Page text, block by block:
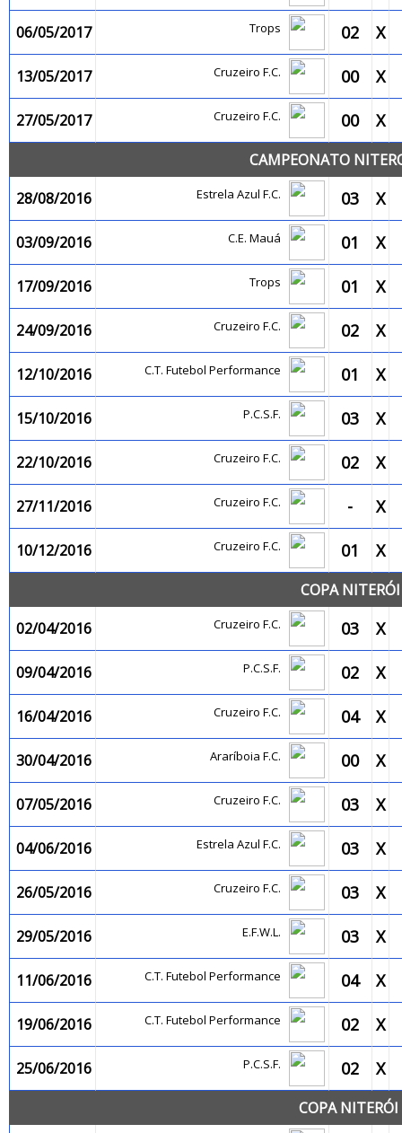
06/05/2017 Trops 02 X
13/05/2017 Cruzeiro F.C. 00 X
27/05/2017 Cruzeiro F.C. 00 X
CAMPEONATO
28/08/2016
Estrela Azul F.C. 03 X
03/09/2016 C.E. Mauá 01 X
17/09/2016 Trops 01 X
24/09/2016 Cruzeiro F.C. 02 X
12/10/2016 C.T. Futebol Performance 01 X
15/10/2016 P.C.S.F. 03 X
22/10/2016 Cruzeiro F.C. 02 X
27/11/2016 Cruzeiro F.C. - X
10/12/2016 Cruzeiro F.C. 01 X
COPA
02/04/2016
Cruzeiro F.C. 03 X
09/04/2016 P.C.S.F. 02 X
16/04/2016 Cruzeiro F.C. 04 X
30/04/2016 Araríboia F.C. 00 X
07/05/2016 Cruzeiro F.C. 03 X
04/06/2016 Estrela Azul F.C. 03 X
26/05/2016 Cruzeiro F.C. 03 X
29/05/2016 E.F.W.L. 03 X
11/06/2016 C.T. Futebol Performance 04 X
19/06/2016 C.T. Futebol Performance 02 X
25/06/2016 P.C.S.F. 02 X
COPA